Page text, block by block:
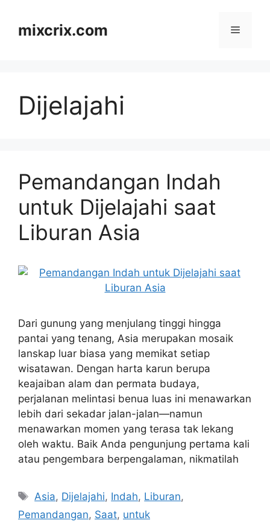
contentmixcrix.com Menu
Dijelajahi
Pemandangan Indah
untuk Dijelajahi saat
Liburan Asia
Dari gunung yang menjulang tinggi hingga
pantai yang tenang, Asia merupakan mosaik
lanskap luar biasa yang memikat setiap
wisatawan. Dengan harta karun berupa
keajaiban alam dan permata budaya,
perjalanan melintasi benua luas ini menawarkan
lebih dari sekadar jalan-jalan—namun
menawarkan momen yang terasa tak lekang
oleh waktu. Baik Anda pengunjung pertama kali
atau pengembara berpengalaman, nikmatilah
Tags
Asia, Dijelajahi, Indah, Liburan,
Pemandangan, Saat, untuk